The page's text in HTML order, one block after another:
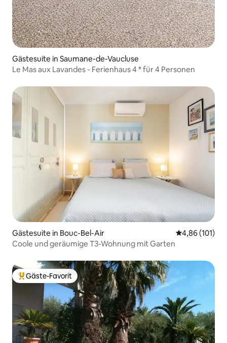
Gästesuite in Saumane-de-Vaucluse
Le Mas aux Lavandes - Ferienhaus 4 * für 4 Personen
Gästesuite in Bouc-Bel-Air
4,86 (101)
Coole und geräumige T3-Wohnung mit Garten
Beliebter Gäste-Favorit.
Gäste-Favorit